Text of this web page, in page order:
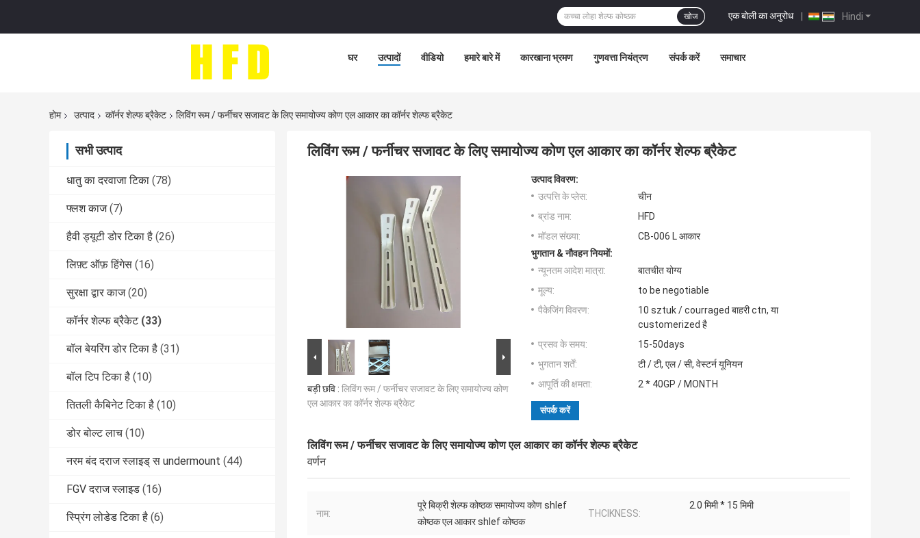
Hindi
एक बोली का अनुरोध |
खोज
घर उत्पादों वीडियो हमारे बारे में कारखाना भ्रमण गुणवत्ता नियंत्रण संपर्क करें समाचार
होम उत्पाद कॉर्नर शेल्फ ब्रैकेट लिविंग रूम / फर्नीचर सजावट के लिए समायोज्य कोण एल आकार का कॉर्नर शेल्फ ब्रैकेट
सभी उत्पाद
धातु का दरवाजा टिका (78)
फ्लश काज (7)
हैवी ड्यूटी डोर टिका है (26)
लिफ़्ट ऑफ़ हिंगेस (16)
सुरक्षा द्वार काज (20)
कॉर्नर शेल्फ ब्रैकेट (33)
बॉल बेयरिंग डोर टिका है (31)
बॉल टिप टिका है (10)
तितली कैबिनेट टिका है (10)
डोर बोल्ट लाच (10)
नरम बंद दराज स्लाइड् स undermount (44)
FGV दराज स्लाइड (16)
स्प्रिंग लोडेड टिका है (6)
लिविंग रूम / फर्नीचर सजावट के लिए समायोज्य कोण एल आकार का कॉर्नर शेल्फ ब्रैकेट
बड़ी छवि : लिविंग रूम / फर्नीचर सजावट के लिए समायोज्य कोण
एल आकार का कॉर्नर शेल्फ ब्रैकेट
उत्पाद विवरण:
उत्पत्ति के प्लेस:
चीन
ब्रांड नाम:
HFD
मॉडल संख्या:
CB-006 L आकार
भुगतान & नौवहन नियमों:
न्यूनतम आदेश मात्रा:
बातचीत योग्य
मूल्य:
to be negotiable
पैकेजिंग विवरण:
10 sztuk / courraged बाहरी ctn, या
customerized है
प्रसव के समय:
15-50days
भुगतान शर्तें:
टी / टी, एल / सी, वेस्टर्न यूनियन
आपूर्ति की क्षमता:
2 * 40GP / MONTH
संपर्क करें
लिविंग रूम / फर्नीचर सजावट के लिए समायोज्य कोण एल आकार का कॉर्नर शेल्फ ब्रैकेट
वर्णन
नाम:
पूरे बिक्री शेल्फ कोष्ठक समायोज्य कोण shlef
कोष्ठक एल आकार shlef कोष्ठक
THCIKNESS:
2.0 मिमी * 15 मिमी